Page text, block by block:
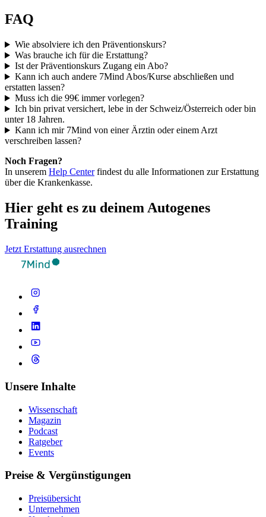
FAQ
Wie absolviere ich den Präventionskurs?
Was brauche ich für die Erstattung?
Ist der Präventionskurs Zugang ein Abo?
Kann ich auch andere 7Mind Abos/Kurse abschließen und
erstatten lassen?
Muss ich die 99€ immer vorlegen?
Ich bin privat versichert, lebe in der Schweiz/Österreich oder bin
unter 18 Jahren.
Kann ich mir 7Mind von einer Ärztin oder einem Arzt
verschreiben lassen?
Noch Fragen?
In unserem Help Centerfindest du alle Informationen zur Erstattung
über die Krankenkasse.
Hier geht es zu deinem Autogenes
Training
Jetzt Erstattung ausrechnen
Unsere Inhalte
Wissenschaft
Magazin
Podcast
Ratgeber
Events
Preise & Vergünstigungen
Preisübersicht
Unternehmen